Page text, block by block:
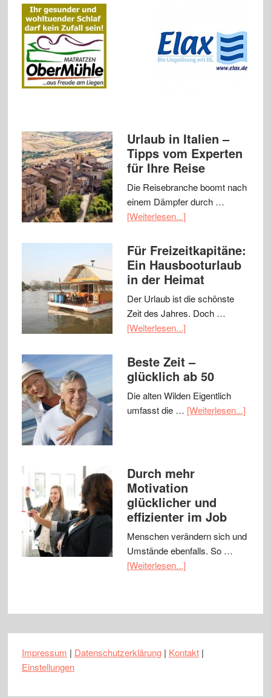
Urlaub in Italien –
Tipps vom Experten
für Ihre Reise
Die Reisebranche boomt nach
einem Dämpfer durch …
[Weiterlesen...]
Für Freizeitkapitäne:
Ein Hausbooturlaub
in der Heimat
Der Urlaub ist die schönste
Zeit des Jahres. Doch …
[Weiterlesen...]
Beste Zeit –
glücklich ab 50
Die alten Wilden Eigentlich
umfasst die … [Weiterlesen...]
Durch mehr
Motivation
glücklicher und
effizienter im Job
Menschen verändern sich und
Umstände ebenfalls. So …
[Weiterlesen...]
Impressum | Datenschutzerklärung| Kontakt|
Einstellungen